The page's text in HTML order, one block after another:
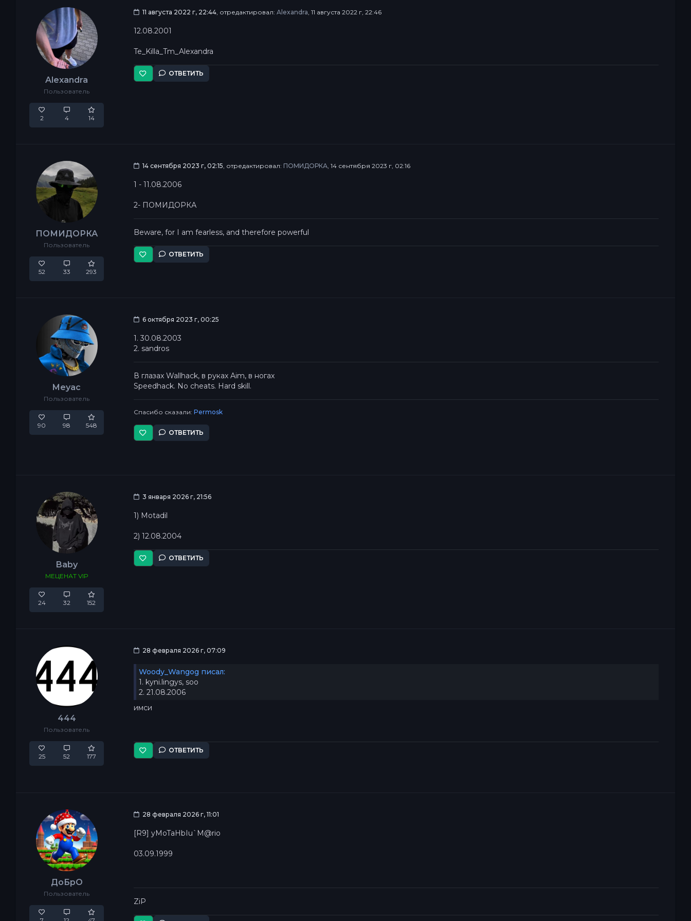
Alexandra
Пользователь
2 4 14
11 августа 2022 г, 22:44, отредактировал:Alexandra, 11 августа 2022 г, 22:46
12.08.2001
Te_Killa_Tm_Alexandra
ОТВЕТИТЬ
ПОМИДОРКА
Пользователь
52 33 293
14 сентября 2023 г, 02:15, отредактировал:ПОМИДОРКА, 14 сентября 2023 г, 02:16
1 - 11.08.2006
2- ПОМИДОРКА
Beware, for I am fearless, and therefore powerful
ОТВЕТИТЬ
Meyac
Пользователь
90 98 548
6 октября 2023 г, 00:25
1. 30.08.2003
2. sandros
В глазах Wallhack, в руках Aim, в ногах
Speedhack. No cheats. Hard skill.
Спасибо сказали:Permosk
ОТВЕТИТЬ
Baby
МЕЦЕНАТ VIP
24 32 152
3 января 2026 г, 21:56
1) Motadil
2) 12.08.2004
ОТВЕТИТЬ
444
Пользователь
25 52 177
28 февраля 2026 г, 07:09
Woody_Wangog писал:
1. kyni.lingys, soo
2. 21.08.2006
имси
ОТВЕТИТЬ
ДоБрО
Пользователь
28 февраля 2026 г, 11:01
[R9] yMoTaHbIu`M@rio
03.09.1999
ZiP